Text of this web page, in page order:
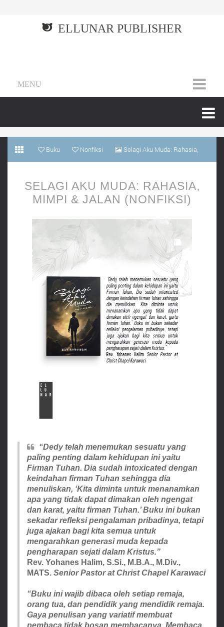
ELLUNAR PUBLISHER
MENU
Buku Nonfiksi Selagi Aku Muda: Rahasia,
SELAGI AKU MUDA: RAHASIA,
MIMPI & JALAN (NONFIKSI)
“Dedy telah menemukan sesuatu yang
paling penting dalam kehidupan ini yaitu
Firman Tuhan. Dia sudah intoxicated dengan
keindahan firman Tuhan sehingga dia
menuliskan, ‘Kita diminta untuk menanamkan
apa yang tidak dapat dimakan oleh ngengat
dan karat, yaitu firman Tuhan.’ Buku ini bukan
sekadar refleksi pengalaman pribadinya, tetapi
juga ajakan bagi kita semua untuk
mengarahkan generasi muda kepada
pengharapan sejati dalam Kristus.”
Rev. Yohanes Halim, S.Si., M.B.A., M.Div.,
MATS. Senior Pastor at Christ Chapel Karawaci
“Buku ini wajib dibaca oleh setiap remaja,
orang tua, dan pendidik yang mendidik remaja.
Gaya penulisan yang variatif membuat
pembaca tidak bosan membacanya. Membaca